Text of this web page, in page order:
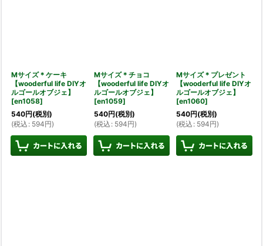
Mサイズ＊ケーキ
【wooderful life DIYオ
ルゴールオブジェ】
[en1058]
540円(税別)
(税込 : 594円)
Mサイズ＊チョコ
【wooderful life DIYオ
ルゴールオブジェ】
[en1059]
540円(税別)
(税込 : 594円)
Mサイズ＊プレゼント
【wooderful life DIYオ
ルゴールオブジェ】
[en1060]
540円(税別)
(税込 : 594円)